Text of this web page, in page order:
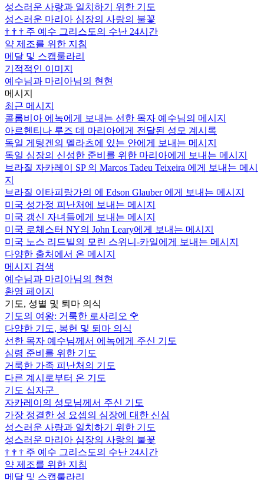
성스러운 사랑과 일치하기 위한 기도
성스러운 마리아 심장의 사랑의 불꽃
† † † 주 예수 그리스도의 수난 24시간
약 제조를 위한 지침
메달 및 스캡룰라리
기적적인 이미지
예수님과 마리아님의 현현
메시지
최근 메시지
콜롬비아 에녹에게 보내는 선한 목자 예수님의 메시지
아르헨티나 루즈 데 마리아에게 전달된 성모 계시록
독일 게팅겐의 멜라츠에 있는 안에게 보내는 메시지
독일 심장의 신성한 준비를 위한 마리아에게 보내는 메시지
브라질 자카레이 SP 의 Marcos Tadeu Teixeira 에게 보내는 메시
지
브라질 이타피랑가의 에 Edson Glauber 에게 보내는 메시지
미국 성가정 피난처에 보내는 메시지
미국 갱신 자녀들에게 보내는 메시지
미국 로체스터 NY의 John Leary에게 보내는 메시지
미국 노스 리드빌의 모린 스위니-카일에게 보내는 메시지
다양한 출처에서 온 메시지
메시지 검색
예수님과 마리아님의 현현
환영 페이지
기도, 성별 및 퇴마 의식
기도의 여왕: 거룩한 로사리오 🌹
다양한 기도, 봉헌 및 퇴마 의식
선한 목자 예수님께서 에녹에게 주신 기도
심령 준비를 위한 기도
거룩한 가족 피난처의 기도
다른 계시로부터 온 기도
기도 십자군
자카레이의 성모님께서 주신 기도
가장 정결한 성 요셉의 심장에 대한 신심
성스러운 사랑과 일치하기 위한 기도
성스러운 마리아 심장의 사랑의 불꽃
† † † 주 예수 그리스도의 수난 24시간
약 제조를 위한 지침
메달 및 스캡룰라리